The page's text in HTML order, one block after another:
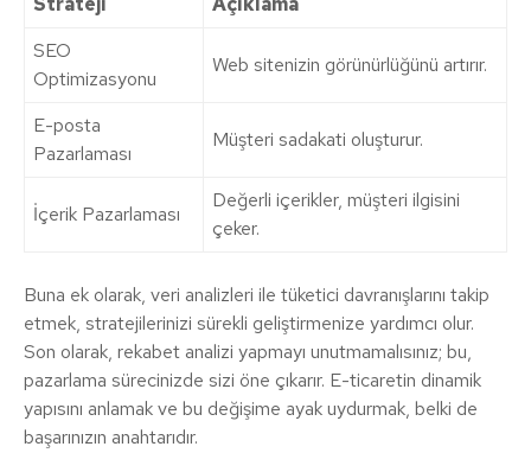
SEO
Optimizasyonu
Web sitenizin görünürlüğünü artırır.
E-posta
Pazarlaması
Müşteri sadakati oluşturur.
İçerik Pazarlaması
Değerli içerikler, müşteri ilgisini
çeker.
Buna ek olarak, veri analizleri ile tüketici davranışlarını takip
etmek, stratejilerinizi sürekli geliştirmenize yardımcı olur.
Son olarak, rekabet analizi yapmayı unutmamalısınız; bu,
pazarlama sürecinizde sizi öne çıkarır. E-ticaretin dinamik
yapısını anlamak ve bu değişime ayak uydurmak, belki de
başarınızın anahtarıdır.